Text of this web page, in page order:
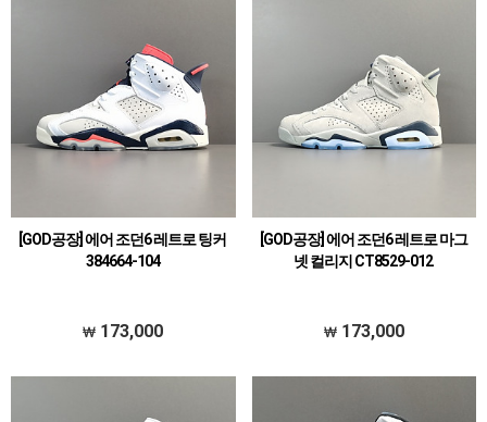
[GOD공장] 에어 조던6 레트로 팅커
384664-104
173,000
[GOD공장] 에어 조던6 레트로 마그
넷 컬리지 CT8529-012
173,000